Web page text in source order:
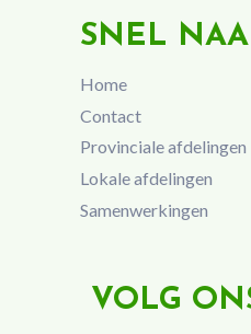
SNEL
Home
Contact
Provinciale afdelingen
Lokale afdelingen
Samenwerkingen
VOLG